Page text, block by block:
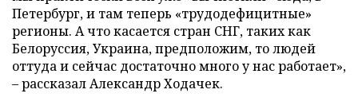
Петербург, и там теперь «трудодефицитные»
регионы. А что касается стран СНГ, таких как
Белоруссия, Украина, предположим, то людей
оттуда и сейчас достаточно много у нас работает»,
– рассказал Александр Ходачек.